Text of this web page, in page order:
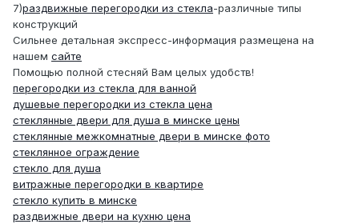
7)раздвижные перегородки из стекла-различные типы
конструкций
Сильнее детальная экспресс-информация размещена на
нашем сайте
Помощью полной стесняй Вам целых удобств!
перегородки из стекла для ванной
душевые перегородки из стекла цена
стеклянные двери для душа в минске цены
стеклянные межкомнатные двери в минске фото
стеклянное ограждение
стекло для душа
витражные перегородки в квартире
стекло купить в минске
раздвижные двери на кухню цена